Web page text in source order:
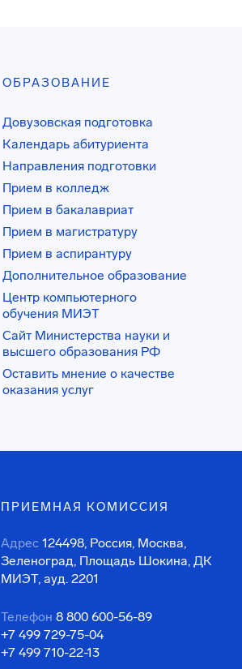
ОБРАЗОВАНИЕ
Довузовская подготовка
Календарь абитуриента
Направления подготовки
Прием в колледж
Прием в бакалавриат
Прием в магистратуру
Прием в аспирантуру
Дополнительное образование
Центр компьютерного
обучения МИЭТ
Сайт Министерства науки и
высшего образования РФ
Оставить мнение о качестве
оказания услуг
ПРИЕМНАЯ КОМИССИЯ
Адрес 124498, Россия, Москва,
Зеленоград, Площадь Шокина, ДК
МИЭТ, ауд. 2201
Телефон 8 800 600-56-89
+7 499 729-75-04
+7 499 710-22-13